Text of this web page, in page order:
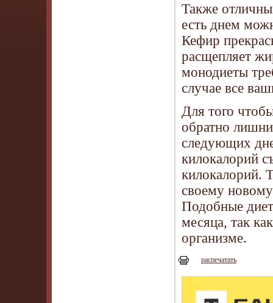
Также
есть днем
Кефир
расщепляет
монодиеты
случае все
Для того
обратно
следующих
килокалорий
килокалорий.
своему
Подобные
месяца, так
организме.
распечатать